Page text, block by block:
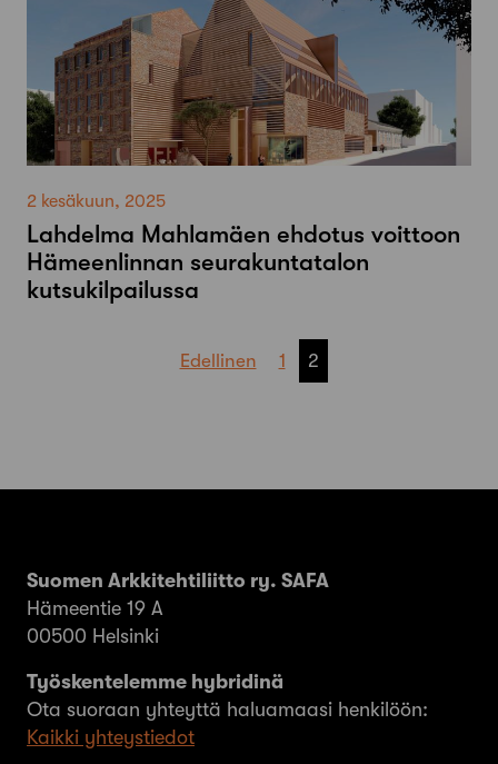
2 kesäkuun, 2025
Lahdelma Mahlamäen ehdotus voittoon
Hämeenlinnan seurakuntatalon
kutsukilpailussa
Edellinen 1 2
Suomen Arkkitehtiliitto ry. SAFA
Hämeentie 19 A
00500 Helsinki
Työskentelemme hybridinä
Ota suoraan yhteyttä haluamaasi henkilöön:
Kaikki yhteystiedot